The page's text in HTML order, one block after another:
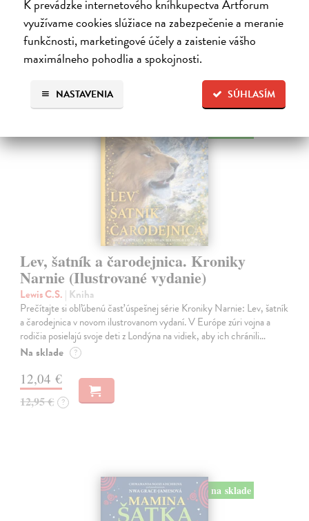
K prevádzke internetového kníhkupectva Artforum
využívame cookies slúžiace na zabezpečenie a meranie
funkčnosti, marketingové účely a zaistenie vášho
maximálneho pohodlia a spokojnosti.
SÚHLASÍM
NASTAVENIA
28,03 €
28,90 € ?
Lev, šatník a čarodejnica. Kroniky
Narnie (Ilustrované vydanie)
Lewis C.S. | Kniha
Prečítajte si obľúbenú časť úspešnej série Kroniky Narnie: Lev, šatník
a čarodejnica v novom ilustrovanom vydaní. V Európe zúri vojna a
rodičia posielajú svoje deti z Londýna na vidiek, aby ich chránili…
Na sklade ?
12,04 €
12,95 € ?
na sklade